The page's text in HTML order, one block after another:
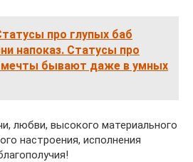
про глупых баб
напоказ. Статусы про
мечты бывают даже в умных
любви, высокого материального
настроения, исполнения